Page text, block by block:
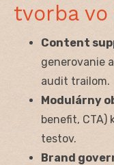
tvorba
Content
generovanie
audit trailom.
Modulárny
benefit, CTA)
testov.
Brand